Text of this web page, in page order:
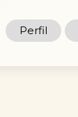
Perfil